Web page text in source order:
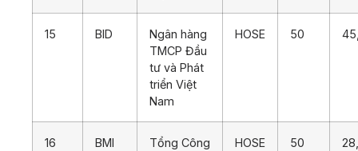
15 BID
Ngân hàng
TMCP Đầu
tư và Phát
triển Việt
Nam
HOSE 50
16 BMI
Tổng Công
HOSE 50